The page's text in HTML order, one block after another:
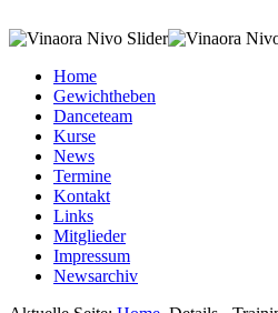
Home
Gewichtheben
Danceteam
Kurse
News
Termine
Kontakt
Links
Mitglieder
Impressum
Newsarchiv